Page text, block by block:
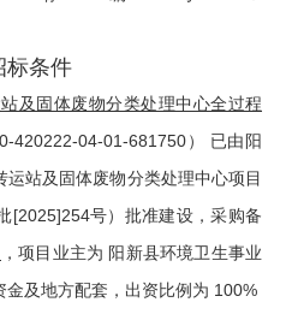
标条件
及固体废物分类处理中心全过程
420222-04-01-681750） 已由阳
站及固体废物分类处理中心项目
[2025]254号）批准建设，采购备
，项目业主为 阳新县环境卫生事业
及地方配套，出资比例为 100%